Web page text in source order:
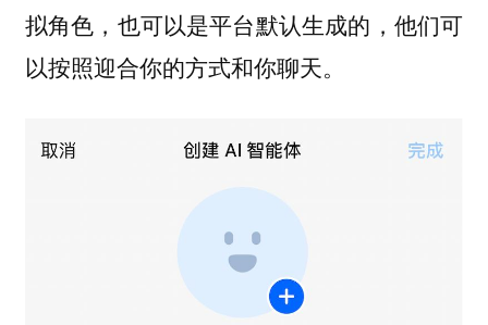
拟角色，也可以是平台默认生成的，他们可
以按照迎合你的方式和你聊天。